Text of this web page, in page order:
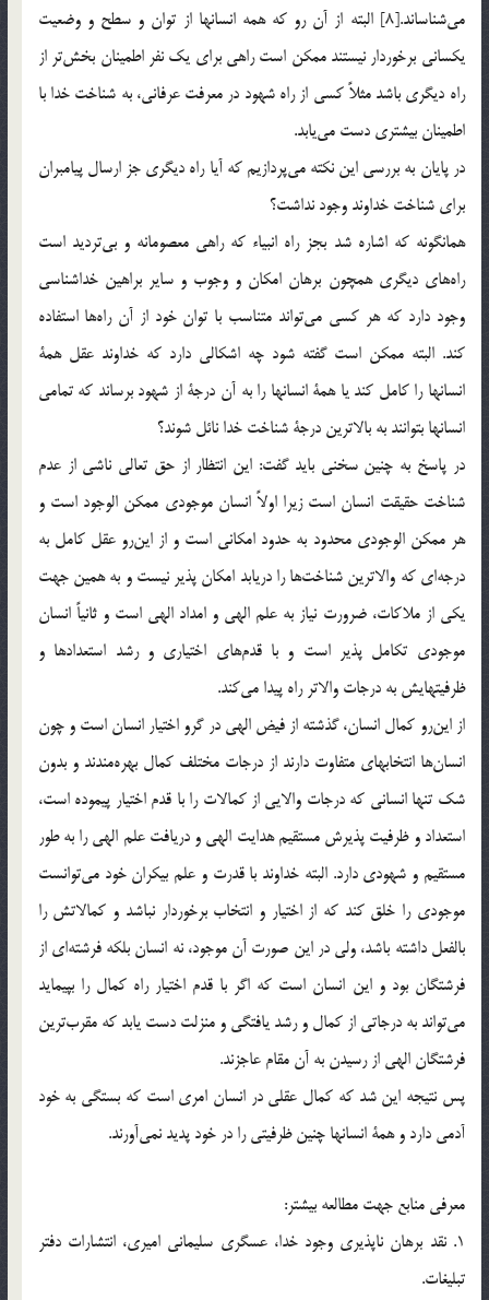
مي‌شناساند.[8] البته از آن رو كه همه انسانها از توان و سطح و وضعيت
يكساني برخوردار نيستند ممكن است راهي براي يك نفر اطمينان بخش‌تر از
راه ديگري باشد مثلاً كسي از راه شهود در معرفت عرفاني، به شناخت خدا با
اطمينان بيشتري دست ‌مي‌يابد.
در پايان به بررسي اين نكته مي‌پردازيم كه آيا راه ديگري جز ارسال پيامبران
براي شناخت خداوند وجود نداشت؟
همانگونه كه اشاره شد بجز راه انبياء كه راهي معصومانه و بي‌ترديد است
راه‌هاي ديگري همچون برهان امكان و وجوب و ساير براهين خداشناسي
وجود دارد كه هر كسي مي‌تواند متناسب با توان خود از آن را‌ه‎ها استفاده
كند. البته ممكن است گفته شود چه اشكالي دارد كه خداوند عقل همة
انسانها را كامل كند يا همة انسانها را به آن درجة از شهود برساند كه تمامي
انسانها بتوانند به بالاترين درجة‌ شناخت خدا نائل شوند؟
در پاسخ به چنين سخني بايد گفت: اين انتظار از حق تعالي ناشي از عدم
شناخت حقيقت انسان است زيرا اولاً انسان موجودي ممكن الوجود است و
هر ممكن الوجودي محدود به حدود امكاني است و از اين‌رو عقل كامل به
درجه‌اي كه والاترين شناخت‌ها را دريابد امكان پذير نيست و به همين جهت
يكي از ملاكات، ضرورت نياز به علم الهي و امداد الهي است و ثانياً انسان
موجودي تكامل پذير است و با قدم‌هاي اختياري و رشد استعداد‌ها و
ظرفيتهايش به درجات والاتر راه پيدا مي‌كند.
از اين‌رو كمال انسان، گذشته از فيض الهي در گرو اختيار انسان است و چون
انسان‌ها انتخابهاي متفاوت دارند از درجات مختلف كمال بهره‌مندند و بدون
شك تنها انساني كه درجات والايي از كمالات را با قدم اختيار پيموده است،
استعداد و ظرفيت پذيرش مستقيم هدايت الهي و دريافت علم الهي را به طور
مستقيم و شهودي دارد. البته خداوند با قدرت و علم بيكران خود مي‌توانست
موجودي را خلق كند كه از اختيار و انتخاب برخوردار نباشد و كمالاتش را
بالفعل داشته باشد، ولي در اين صورت آن موجود، نه انسان بلكه فرشته‌اي از
فرشتگان بود و اين انسان است كه اگر با قدم اختيار راه كمال را بپيمايد
مي‌تواند به درجاتي از كمال و رشد يافتگي و منزلت دست يابد كه مقرب‌ترين
فرشتگان الهي از رسيدن به آن مقام عاجزند.
پس نتيجه اين شد كه كمال عقلي در انسان امري است كه بستگي به خود
آدمي دارد و همة انسانها چنين ظرفيتي را در خود پديد نمي‌آورند.
معرفي منابع جهت مطالعه بيشتر:
1. نقد برهان ناپذيري وجود خدا، عسگري سليماني اميري، انتشارات دفتر
تبليغات.